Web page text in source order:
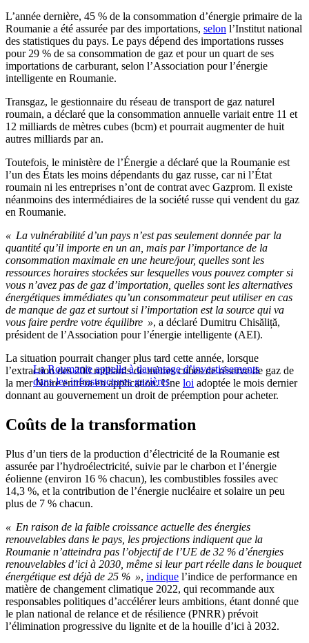
L’année dernière, 45 % de la consommation d’énergie primaire de la
Roumanie a été assurée par des importations, selon l’Institut national
des statistiques du pays. Le pays dépend des importations russes
pour 29 % de sa consommation de gaz et pour un quart de ses
importations de carburant, selon l’Association pour l’énergie
intelligente en Roumanie.
Transgaz, le gestionnaire du réseau de transport de gaz naturel
roumain, a déclaré que la consommation annuelle variait entre 11 et
12 milliards de mètres cubes (bcm) et pourrait augmenter de huit
autres milliards par an.
Toutefois, le ministère de l’Énergie a déclaré que la Roumanie est
l’un des États les moins dépendants du gaz russe, car ni l’État
roumain ni les entreprises n’ont de contrat avec Gazprom. Il existe
néanmoins des intermédiaires de la société russe qui vendent du gaz
en Roumanie.
« La vulnérabilité d’un pays n’est pas seulement donnée par la
quantité qu’il importe en un an, mais par l’importance de la
consommation maximale en une heure/jour, quelles sont les
ressources horaires stockées sur lesquelles vous pouvez compter si
vous n’avez pas de gaz d’importation, quelles sont les alternatives
énergétiques immédiates qu’un consommateur peut utiliser en cas
de manque de gaz et surtout si l’importation est la source qui va
vous faire perdre votre équilibre », a déclaré Dumitru Chisăliță,
président de l’Association pour l’énergie intelligente (AEI).
La Roumanie appelle à davantage d’investissements
dans les infrastructures gazières
La situation pourrait changer plus tard cette année, lorsque
l’extraction des 200 milliards de mètres cubes de réserve de gaz de
la mer Noire entrera en application. Une loi adoptée le mois dernier
donnant au gouvernement un droit de préemption pour acheter.
Coûts de la transformation
Plus d’un tiers de la production d’électricité de la Roumanie est
assurée par l’hydroélectricité, suivie par le charbon et l’énergie
éolienne (environ 16 % chacun), les combustibles fossiles avec
14,3 %, et la contribution de l’énergie nucléaire et solaire un peu
plus de 7 % chacun.
« En raison de la faible croissance actuelle des énergies
renouvelables dans le pays, les projections indiquent que la
Roumanie n’atteindra pas l’objectif de l’UE de 32 % d’énergies
renouvelables d’ici à 2030, même si leur part réelle dans le bouquet
énergétique est déjà de 25 % », indique l’indice de performance en
matière de changement climatique 2022, qui recommande aux
responsables politiques d’accélérer leurs ambitions, étant donné que
le plan national de relance et de résilience (PNRR) prévoit
l’élimination progressive du lignite et de la houille d’ici à 2032.